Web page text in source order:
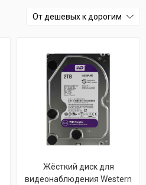
От дешевых к дорогим
Жёсткий диск для
видеонаблюдения Western